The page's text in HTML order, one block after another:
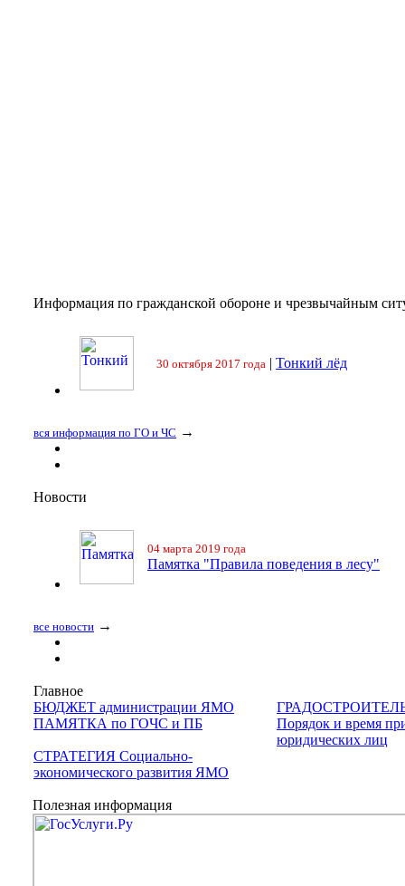
Информация по гражданской обороне и чрезвычайным
30 октября 2017 года | Тонкий лёд
вся информация по ГО и ЧС →
Новости
04 марта 2019 года
Памятка "Правила поведения в лесу"
все новости →
Главное
БЮДЖЕТ администрации ЯМО
ПАМЯТКА по ГОЧС и ПБ
Порядок и время
юридических лиц
СТРАТЕГИЯ Социально-
экономического развития ЯМО
Полезная информация